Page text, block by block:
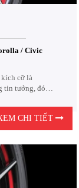
/ Civic
cỡ là
tưởng, đón
CHI TIẾT